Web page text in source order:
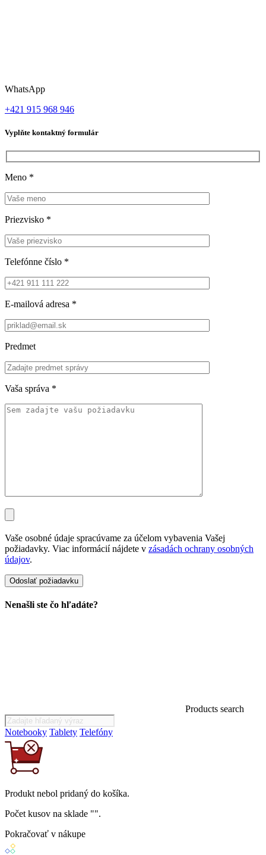
WhatsApp
+421 915 968 946
Vyplňte kontaktný formulár
Meno *
Priezvisko *
Telefónne číslo *
E-mailová adresa *
Predmet
Vaša správa *
Vaše osobné údaje spracúvame za účelom vybavenia Vašej
požiadavky. Viac informácií nájdete v zásadách ochrany osobných
údajov.
Nenašli ste čo hľadáte?
Products search
Notebooky Tablety Telefóny
Produkt nebol pridaný do košíka.
Počet kusov na sklade "".
Pokračovať v nákupe